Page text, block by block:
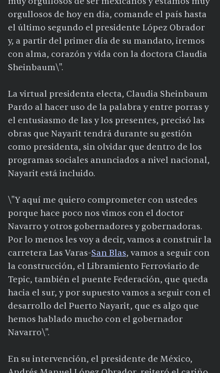
orgullosos de hoy en día, comande el país hasta
el último segundo el presidente López Obrador
y, a partir del primer día de su mandato, iremos
con alma, corazón y vida con la doctora Claudia
Sheinbaum\".
La virtual presidenta electa, Claudia Sheinbaum
Pardo al hacer uso de la palabra y entre porras y
el entusiasmo de las y los presentes, precisó las
obras que Nayarit tendrá durante su gestión
como presidenta, sin olvidar que dentro de los
programas sociales anunciados a nivel nacional,
Nayarit está incluido.
\"Y aquí me quiero comprometer con ustedes
porque hace poco nos vimos con el doctor
Navarro y otros gobernadores y gobernadoras.
Por lo menos les voy a decir, vamos a construir la
carretera Las Varas-San Blas, vamos a seguir con
la construcción, el Libramiento Ferroviario de
Tepic, también el puente Federación, que queda
hacia el sur, y por supuesto vamos a seguir con el
desarrollo del Puerto Nayarit, que es algo que
hemos hablado mucho con el gobernador
Navarro\".
En su intervención, el presidente de México,